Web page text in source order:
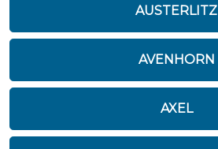
AUSTERLITZ
AVENHORN
AXEL